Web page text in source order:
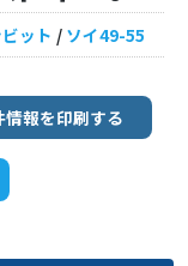
ット / ソイ49-55
情報を印刷する